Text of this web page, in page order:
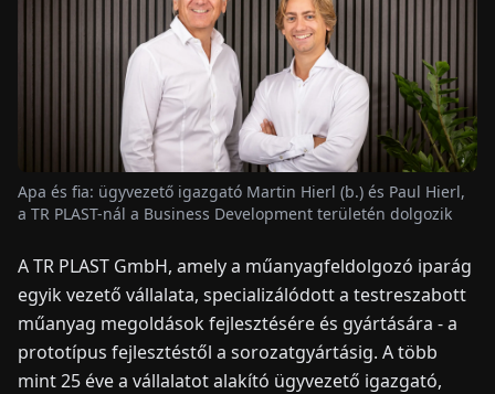
ENDEFRES ITNLPLHU
KAPCSOLAT
Apa és fia: ügyvezető igazgató Martin Hierl (b.) és Paul Hierl,
a TR PLAST-nál a Business Development területén dolgozik
A TR PLAST GmbH, amely a műanyagfeldolgozó iparág
egyik vezető vállalata, specializálódott a testreszabott
műanyag megoldások fejlesztésére és gyártására - a
prototípus fejlesztéstől a sorozatgyártásig. A több
mint 25 éve a vállalatot alakító ügyvezető igazgató,